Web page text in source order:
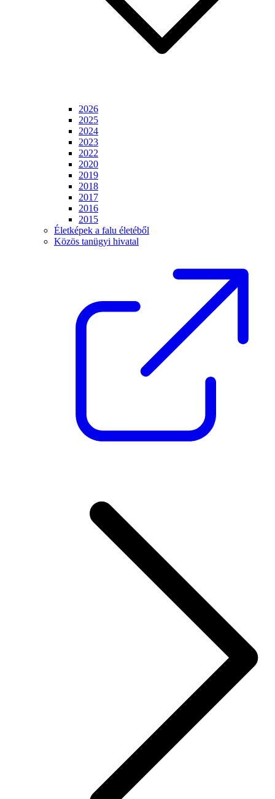
2026
2025
2024
2023
2022
2020
2019
2018
2017
2016
2015
Életképek a falu életéből
Közös tanügyi hivatal